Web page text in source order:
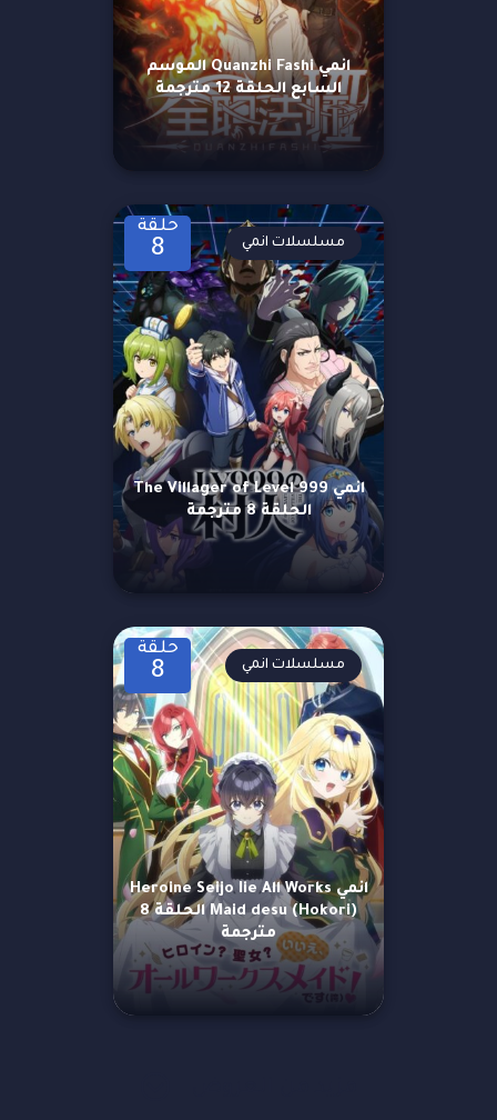
انمي Quanzhi Fashi الموسم
السابع الحلقة 12 مترجمة
حلقة
8
انمي The Villager of Level 999
الحلقة 8 مترجمة
مسلسلات انمي
حلقة
8
انمي Heroine Seijo Iie All Works
Maid desu (Hokori) الحلقة 8
مترجمة
مسلسلات انمي